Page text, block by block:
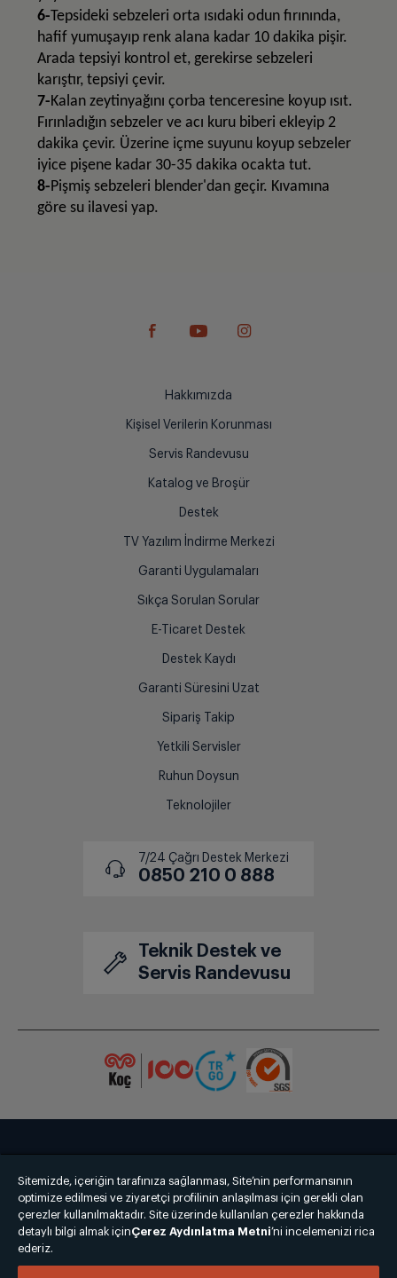
6-Tepsideki sebzeleri orta ısıdaki odun fırınında,
hafif yumuşayıp renk alana kadar 10 dakika pişir.
Arada tepsiyi kontrol et, gerekirse sebzeleri
karıştır, tepsiyi çevir.
7-Kalan zeytinyağını çorba tenceresine koyup ısıt.
Fırınladığın sebzeler ve acı kuru biberi ekleyip 2
dakika çevir. Üzerine içme suyunu koyup sebzeler
iyice pişene kadar 30-35 dakika ocakta tut.
8-Pişmiş sebzeleri blender'dan geçir. Kıvamına
göre su ilavesi yap.
Hakkımızda
Kişisel Verilerin Korunması
Servis Randevusu
Katalog ve Broşür
Destek
TV Yazılım İndirme Merkezi
Garanti Uygulamaları
Sıkça Sorulan Sorular
E-Ticaret Destek
Destek Kaydı
Garanti Süresini Uzat
Sipariş Takip
Yetkili Servisler
Ruhun Doysun
Teknolojiler
7/24 Çağrı Destek Merkezi
0850 210 0 888
Teknik Destek ve
Servis Randevusu
Satış Sözleşmesi
© 2025 grundig.com.tr
Sitemizde, içeriğin tarafınıza sağlanması, Site’nin performansının
optimize edilmesi ve ziyaretçi profilinin anlaşılması için gerekli olan
çerezler kullanılmaktadır. Site üzerinde kullanılan çerezler hakkında
detaylı bilgi almak içinÇerez Aydınlatma Metni’ni incelemenizi rica
ederiz.